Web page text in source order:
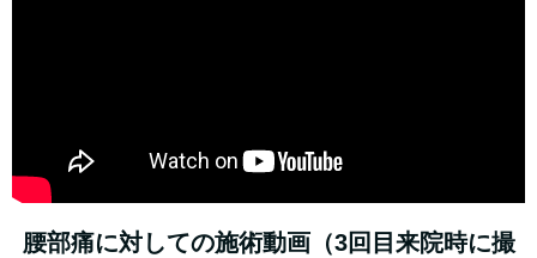
腰部痛に対しての施術動画（3回目来院時に撮